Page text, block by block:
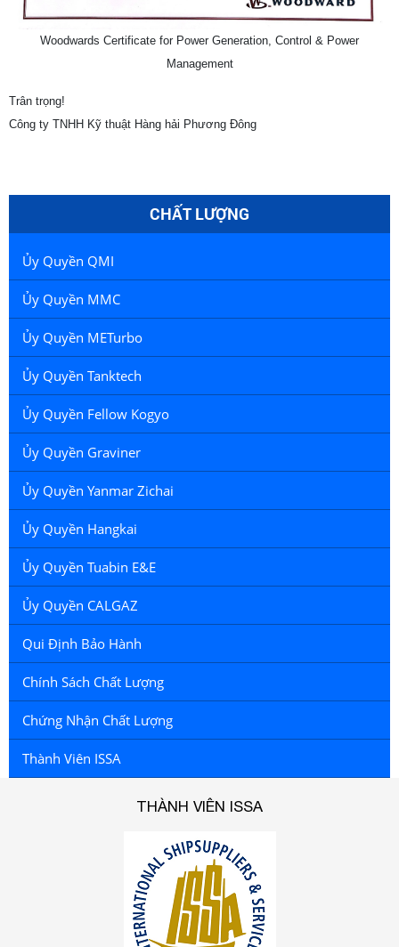
Woodwards Certificate for Power Generation, Control & Power
Management
Trân trọng!
Công ty TNHH Kỹ thuật Hàng hải Phương Đông
CHẤT LƯỢNG
Ủy Quyền QMI
Ủy Quyền MMC
Ủy Quyền METurbo
Ủy Quyền Tanktech
Ủy Quyền Fellow Kogyo
Ủy Quyền Graviner
Ủy Quyền Yanmar Zichai
Ủy Quyền Hangkai
Ủy Quyền Tuabin E&E
Ủy Quyền CALGAZ
Qui Định Bảo Hành
Chính Sách Chất Lượng
Chứng Nhận Chất Lượng
Thành Viên ISSA
THÀNH VIÊN ISSA